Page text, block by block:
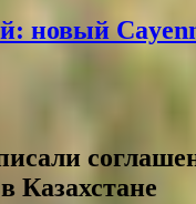
новый
Казахстане